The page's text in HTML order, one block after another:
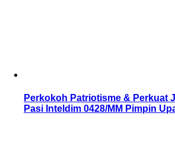
Perkokoh Patriotisme & Perkuat
Pasi Inteldim 0428/MM Pimpin